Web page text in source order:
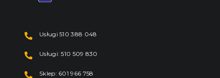
Usługi 510 388 048
Usługi: 510 509 830
Sklep: 601 966 758